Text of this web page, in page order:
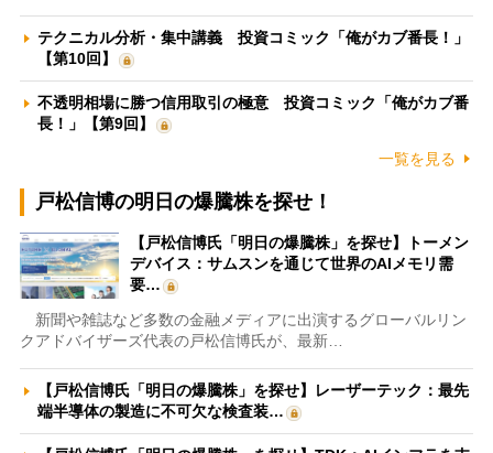
テクニカル分析・集中講義 投資コミック「俺がカブ番長！」
【第10回】
不透明相場に勝つ信用取引の極意 投資コミック「俺がカブ番
長！」【第9回】
一覧を見る
戸松信博の明日の爆騰株を探せ！
【戸松信博氏「明日の爆騰株」を探せ】トーメン
デバイス：サムスンを通じて世界のAIメモリ需
要…
新聞や雑誌など多数の金融メディアに出演するグローバルリン
クアドバイザーズ代表の戸松信博氏が、最新…
【戸松信博氏「明日の爆騰株」を探せ】レーザーテック：最先
端半導体の製造に不可欠な検査装…